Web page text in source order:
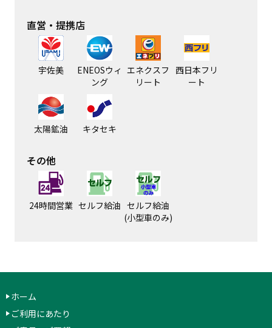
直営・提携店
宇佐美
ENEOSウィ
ング
エネクスフ
リート
西日本フリ
ート
太陽鉱油 キタセキ
その他
24時間営業 セルフ給油 セルフ給油
(小型車のみ)
ホーム
ご利用にあたり